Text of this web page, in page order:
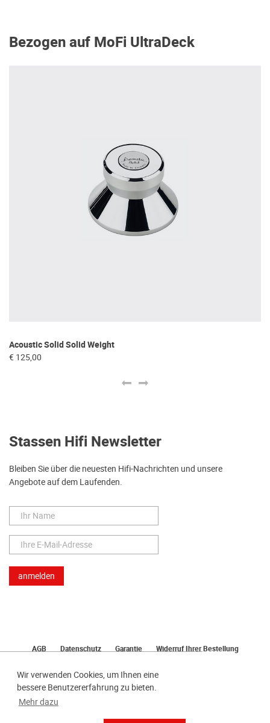
Wir verwenden Cookies, um Ihnen eine
bessere Benutzererfahrung zu bieten.
Mehr dazu
Bezogen auf MoFi UltraDeck
Acoustic Solid Solid Weight
€ 125,00
Stassen Hifi Newsletter
Bleiben Sie über die neuesten Hifi-Nachrichten und unsere
Angebote auf dem Laufenden.
AGB Datenschutz Garantie
Widerruf Ihrer Bestellung